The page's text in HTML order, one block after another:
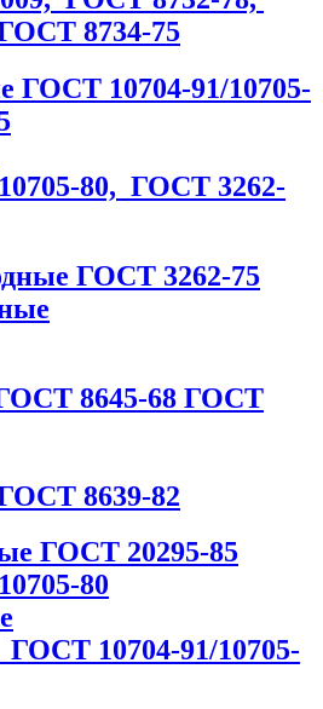
8734-75
80, ГОСТ 3262-
8639-82
ГОСТ 10704-91/10705-